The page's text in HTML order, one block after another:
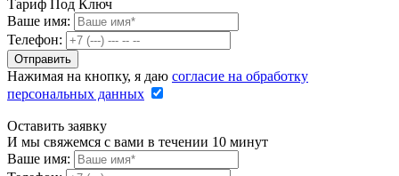
Тариф Под Ключ
Ваше имя:
Телефон:
Нажимая на кнопку, я даю согласие на обработку
персональных данных
Оставить заявку
И мы свяжемся с вами в течении 10 минут
Ваше имя: